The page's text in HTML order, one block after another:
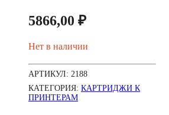
5866,00 ₽
Нет в наличии
АРТИКУЛ: 2188
КАТЕГОРИЯ: КАРТРИДЖИ К
ПРИНТЕРАМ